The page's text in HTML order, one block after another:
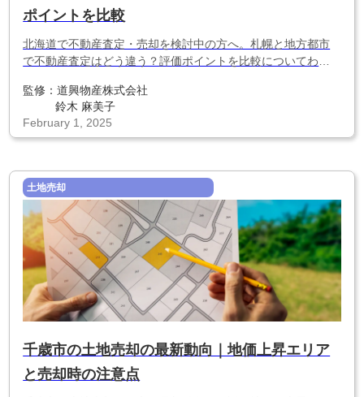
ポイントを比較
北海道で不動産査定・売却を検討中の方へ。札幌と地方都市
で不動産査定はどう違う？評価ポイントを比較についてわか
監修：道興物産株式会社
鈴木 麻美子
February 1, 2025
土地売却
千歳市の土地売却の最新動向｜地価上昇エリア
と売却時の注意点